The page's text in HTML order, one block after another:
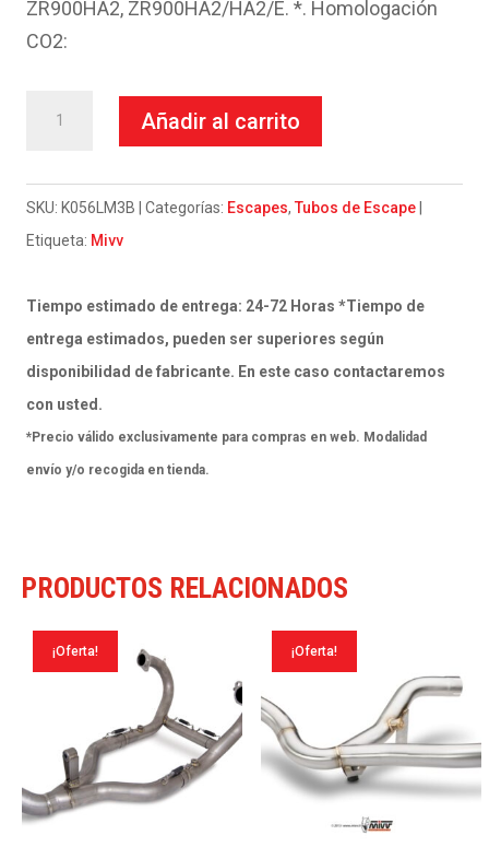
ZR900HA2, ZR900HA2/HA2/E. *. Homologación
CO2:
On
Mk3
Kawasaki
Z900
A2
(35
KW
/
24
cantidad
Añadir al carrito
SKU: K056LM3B Categorías: Escapes,Tubos de Escape
Etiqueta: Mivv
Tiempo estimado de entrega: 24-72 Horas *Tiempo de
entrega estimados, pueden ser superiores según
disponibilidad de fabricante. En este caso contactaremos
con usted.
*Precio válido exclusivamente para compras en web. Modalidad
envío y/o recogida en tienda.
PRODUCTOS RELACIONADOS
¡Oferta! ¡Oferta!